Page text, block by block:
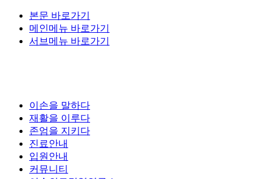
본문 바로가기
메인메뉴 바로가기
서브메뉴 바로가기
이손을 말하다
재활을 이루다
존엄을 지키다
진료안내
입원안내
커뮤니티